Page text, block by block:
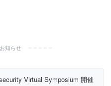
知らせ
Virtual Symposium 開催